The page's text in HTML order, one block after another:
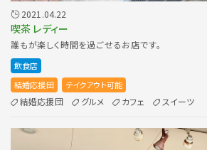
2021.04.22
喫茶 レディー
誰もが楽しく時間を過ごせるお店です。
飲食店
結婚応援団
テイクアウト可能
結婚応援団 グルメ カフェ スイーツ